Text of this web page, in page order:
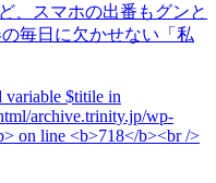
、スマホの出番もグンと
毎日に欠かせない「私